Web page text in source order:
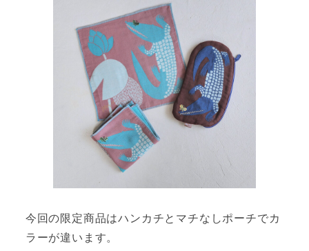
今回の限定商品はハンカチとマチなしポーチでカ
ラーが違います。